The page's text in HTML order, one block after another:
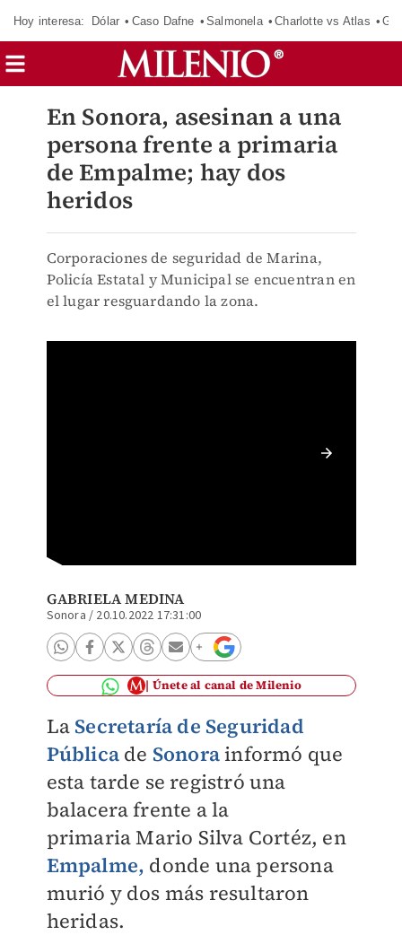
Hoy interesa: Dólar Caso Dafne Salmonela Charlotte vs Atlas
En Sonora, asesinan a una
persona frente a primaria
de Empalme; hay dos
heridos
Corporaciones de seguridad de Marina,
Policía Estatal y Municipal se encuentran en
el lugar resguardando la zona.
GABRIELA MEDINA
Sonora / 20.10.2022 17:31:00
Únete al canal de Milenio
La Secretaría de Seguridad
Públicade Sonorainformó que
esta tarde se registró una
balacera frente a la
primariaMario Silva Cortéz, en
Empalme, donde una persona
murió y dos más resultaron
heridas.